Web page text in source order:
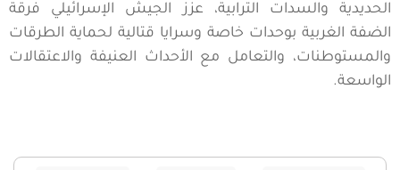
الحديدية والسدات الترابية، عزز الجيش الإسرائيلي فرقة
الضفة الغربية بوحدات خاصة وسرايا قتالية لحماية الطرقات
والمستوطنات، والتعامل مع الأحداث العنيفة والاعتقالات
الواسعة.